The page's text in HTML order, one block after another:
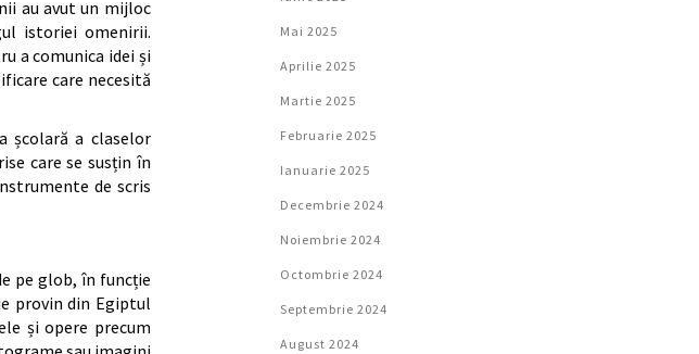
au avut un mijloc
istoriei omenirii.
a comunica idei și
care necesită
școlară a claselor
care se susțin în
de scris
pe glob, în funcție
provin din Egiptul
și opere precum
Mai 2025
Aprilie 2025
Martie 2025
Februarie 2025
Ianuarie 2025
Decembrie 2024
Noiembrie 2024
Octombrie 2024
Septembrie 2024
August 2024